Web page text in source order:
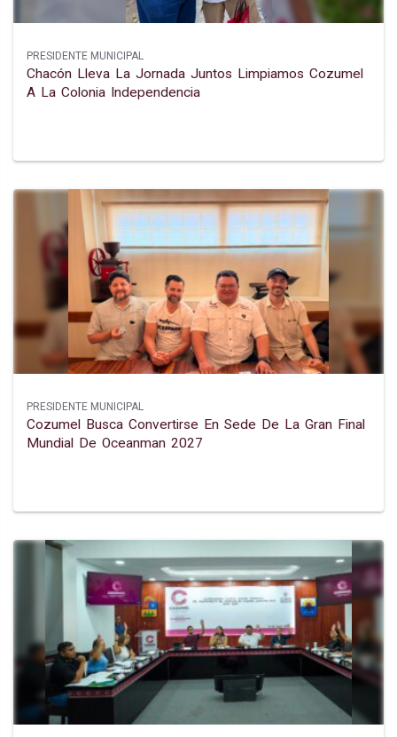
PRESIDENTE MUNICIPAL
Chacón Lleva La Jornada Juntos Limpiamos Cozumel
A La Colonia Independencia
PRESIDENTE MUNICIPAL
Cozumel Busca Convertirse En Sede De La Gran Final
Mundial De Oceanman 2027